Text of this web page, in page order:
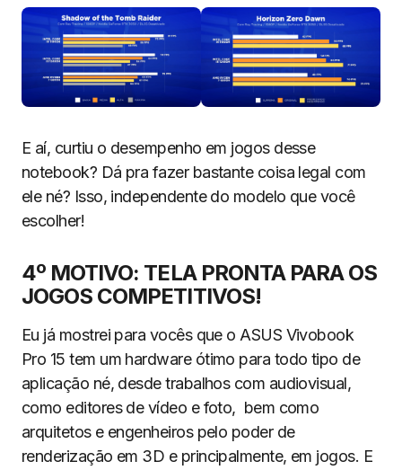
E aí, curtiu o desempenho em jogos desse
notebook? Dá pra fazer bastante coisa legal com
ele né? Isso, independente do modelo que você
escolher!
4º MOTIVO: TELA PRONTA PARA OS
JOGOS COMPETITIVOS!
Eu já mostrei para vocês que o ASUS Vivobook
Pro 15 tem um hardware ótimo para todo tipo de
aplicação né, desde trabalhos com audiovisual,
como editores de vídeo e foto, bem como
arquitetos e engenheiros pelo poder de
renderização em 3D e principalmente, em jogos. E